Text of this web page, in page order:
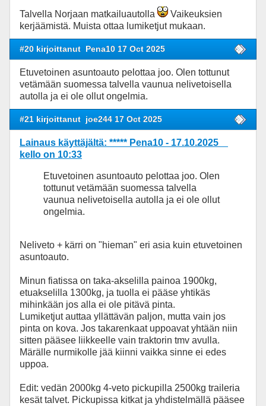
Talvella Norjaan matkailuautolla
Vaikeuksien
kerjäämistä. Muista ottaa lumiketjut mukaan.
#20 kirjoittanut Pena10 17 Oct 2025
Etuvetoinen asuntoauto pelottaa joo. Olen tottunut
vetämään suomessa talvella vaunua nelivetoisella
autolla ja ei ole ollut ongelmia.
#21 kirjoittanut joe244 17 Oct 2025
Lainaus käyttäjältä: ***** Pena10 - 17.10.2025
kello on 10:33
Etuvetoinen asuntoauto pelottaa joo. Olen
tottunut vetämään suomessa talvella
vaunua nelivetoisella autolla ja ei ole ollut
ongelmia.
Neliveto + kärri on "hieman" eri asia kuin etuvetoinen
asuntoauto.
Minun fiatissa on taka-akselilla painoa 1900kg,
etuakselilla 1300kg, ja tuolla ei pääse yhtikäs
mihinkään jos alla ei ole pitävä pinta.
Lumiketjut auttaa yllättävän paljon, mutta vain jos
pinta on kova. Jos takarenkaat uppoavat yhtään niin
sitten pääsee liikkeelle vain traktorin tmv avulla.
Märälle nurmikolle jää kiinni vaikka sinne ei edes
uppoa.
Edit: vedän 2000kg 4-veto pickupilla 2500kg traileria
kesät talvet. Pickupissa kitkat ja yhdistelmällä pääsee